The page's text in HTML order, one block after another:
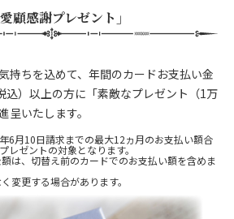
愛顧感謝プレゼント」
持ちを込めて、年間のカードお支払い金
込）以上の方に「素敵なプレゼント（1万
呈いたします。
6月10日請求までの最大12ヵ月のお支払い額合
ゼントの対象となります。
は、切替え前のカードでのお支払い額を含めま
変更する場合があります。